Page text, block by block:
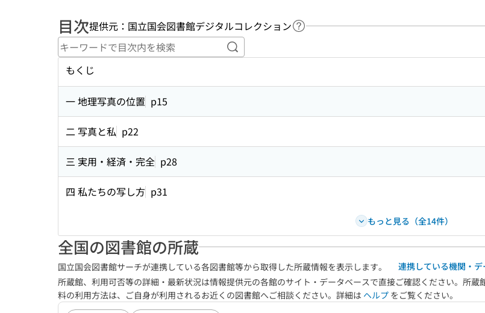
目次提供元：国立国会図書館デジタルコレクション ヘルプページへのリンク
キーワードで目次内を検索
もくじ
一 地理写真の位置 p15
二 写真と私 p22
三 実用・経済・完全 p28
四 私たちの写し方 p31
もっと見る（全14件）
全国の図書館の所蔵
国立国会図書館サーチが連携している各図書館等から取得した所蔵情報を表示します。
連携している機関・
所蔵館、利用可否等の詳細・最新状況は情報提供元の各館のサイト・データベースで直接ご確認ください。所蔵
料の利用方法は、ご自身が利用されるお近くの図書館へご相談ください。詳細は ヘルプ をご覧ください。